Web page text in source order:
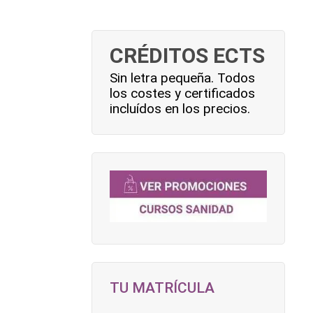
CRÉDITOS ECTS
Sin letra pequeña. Todos
los costes y certificados
incluídos en los precios.
TU MATRÍCULA